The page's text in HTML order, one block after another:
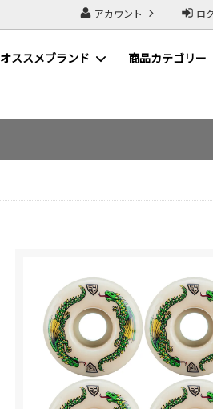
ロ
アカウント
オススメブランド 商品カテゴリー